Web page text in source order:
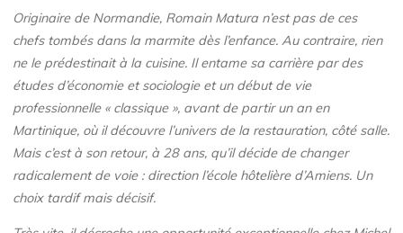
Originaire de Normandie, Romain Matura n’est pas de ces
chefs tombés dans la marmite dès l’enfance. Au contraire, rien
ne le prédestinait à la cuisine. Il entame sa carrière par des
études d’économie et sociologie et un début de vie
professionnelle « classique », avant de partir un an en
Martinique, où il découvre l’univers de la restauration, côté salle.
Mais c’est à son retour, à 28 ans, qu’il décide de changer
radicalement de voie : direction l’école hôtelière d’Amiens. Un
choix tardif mais décisif.